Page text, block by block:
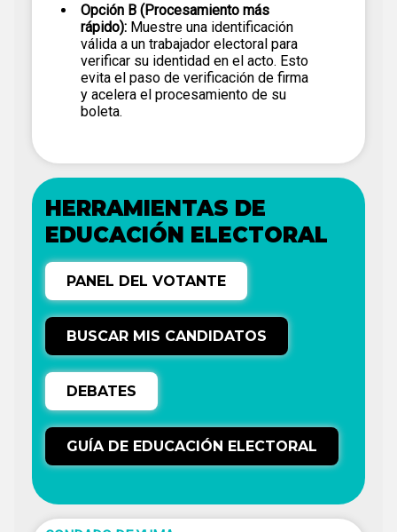
Opción B (Procesamiento más
rápido): Muestre una identificación
válida a un trabajador electoral para
verificar su identidad en el acto. Esto
evita el paso de verificación de firma
y acelera el procesamiento de su
boleta.
HERRAMIENTAS DE
EDUCACIÓN ELECTORAL
PANEL DEL VOTANTE
BUSCAR MIS CANDIDATOS
DEBATES
GUÍA DE EDUCACIÓN ELECTORAL